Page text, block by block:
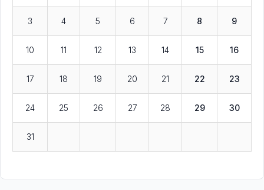
3 4 5 6 7 8 9
10 11 12 13 14 15 16
17 18 19 20 21 22 23
24 25 26 27 28 29 30
31